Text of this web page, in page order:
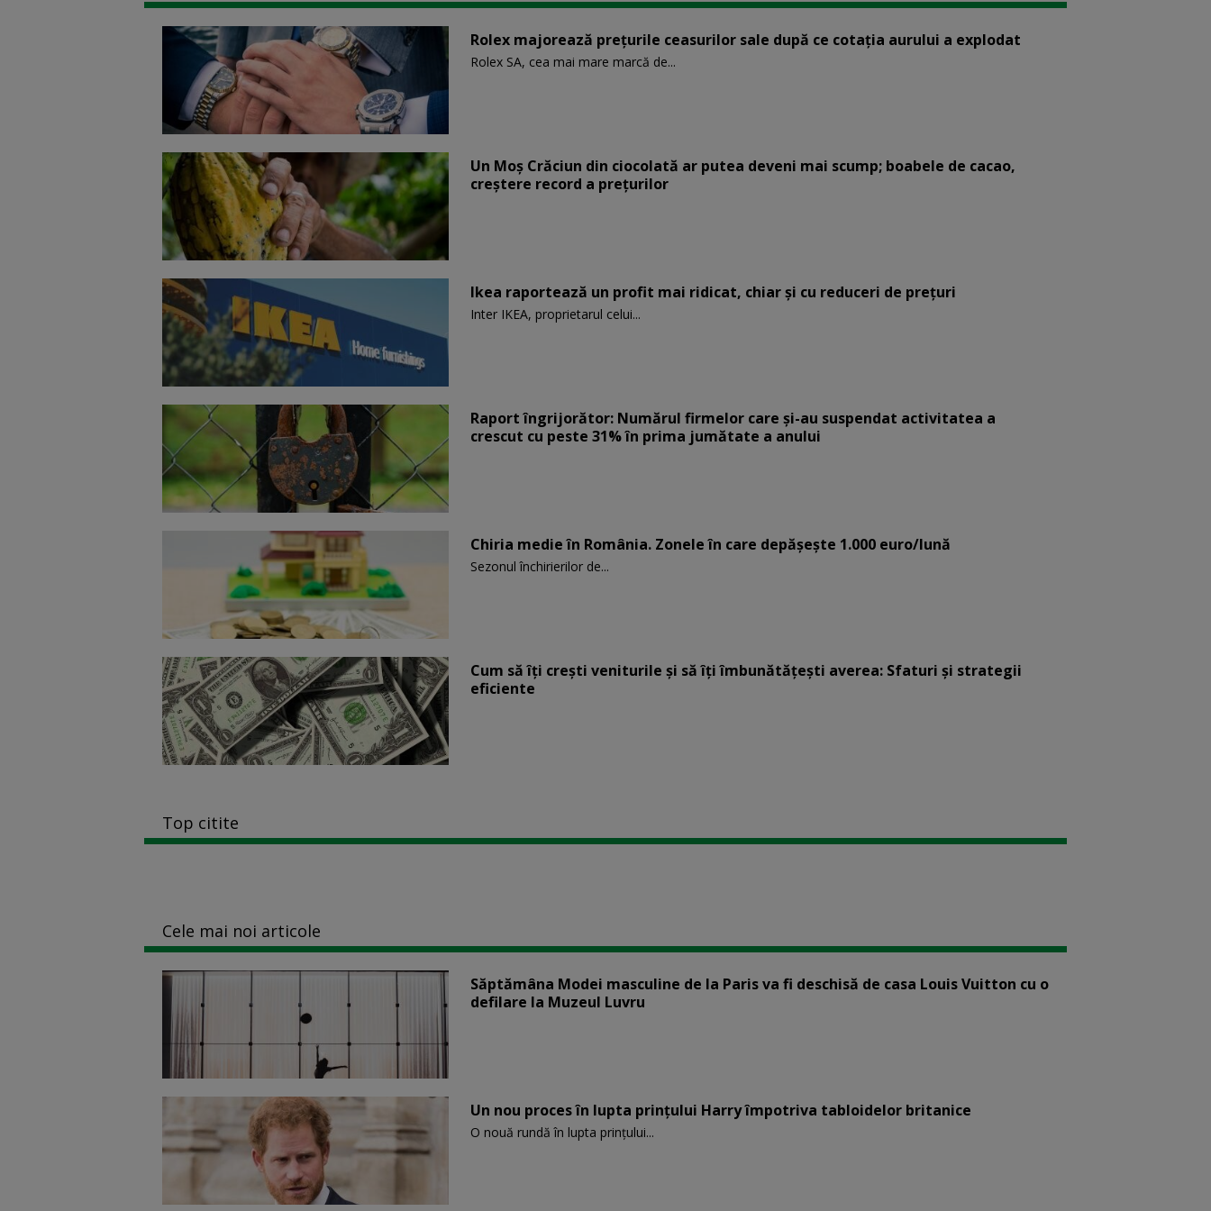
Rolex majorează preţurile ceasurilor sale după ce cotaţia aurului a explodat
Rolex SA, cea mai mare marcă de...
Un Moş Crăciun din ciocolată ar putea deveni mai scump; boabele de cacao,
creştere record a preţurilor
Ikea raportează un profit mai ridicat, chiar și cu reduceri de preţuri
Inter IKEA, proprietarul celui...
Raport îngrijorător: Numărul firmelor care şi-au suspendat activitatea a
crescut cu peste 31% în prima jumătate a anului
Chiria medie în România. Zonele în care depăşeşte 1.000 euro/lună
Sezonul închirierilor de...
Cum să îți crești veniturile și să îți îmbunătățești averea: Sfaturi și strategii
eficiente
Top citite
Cele mai noi articole
Săptămâna Modei masculine de la Paris va fi deschisă de casa Louis Vuitton cu o
defilare la Muzeul Luvru
Un nou proces în lupta prinţului Harry împotriva tabloidelor britanice
O nouă rundă în lupta prinţului...